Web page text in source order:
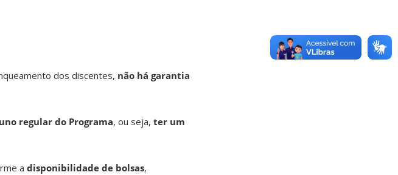
dos discentes, não há garantia
regular do Programa, ou seja, ter um
a disponibilidade de bolsas,